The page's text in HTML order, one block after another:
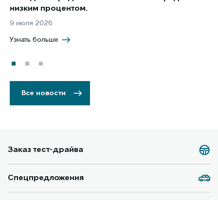
низким процентом.
9 июля 2026
Узнать больше
Все новости
Заказ тест-драйва
Спецпредложения